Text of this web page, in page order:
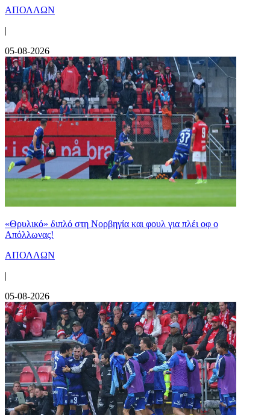
ΑΠΟΛΛΩΝ
|
05-08-2026
«Θρυλικό» διπλό στη Νορβηγία και φουλ για πλέι οφ ο
Απόλλωνας!
ΑΠΟΛΛΩΝ
|
05-08-2026